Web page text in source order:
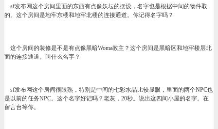
sf发布网这个房间里面的东西有点像妖坛的摆设，名字也是根据中间的物件取
的。这个房间是地牢东楼和地牢北楼的连接通道。你记得名字吗？
这个房间的装修是不是有点像黑暗Woma教主？这个房间是黑暗区和地牢楼层北
面的连接通道。叫什么名字？
sf发布网这个房间很眼熟，特别是中间的七彩水晶比较显眼，里面的两个NPC也
是以前的任务NPC。这个名字好记吗？老灰，20秒。说出这四间小屋的名字。在
留言台等你。